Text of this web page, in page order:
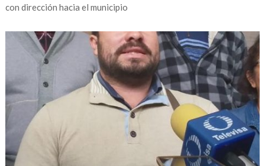
con dirección hacia el municipio